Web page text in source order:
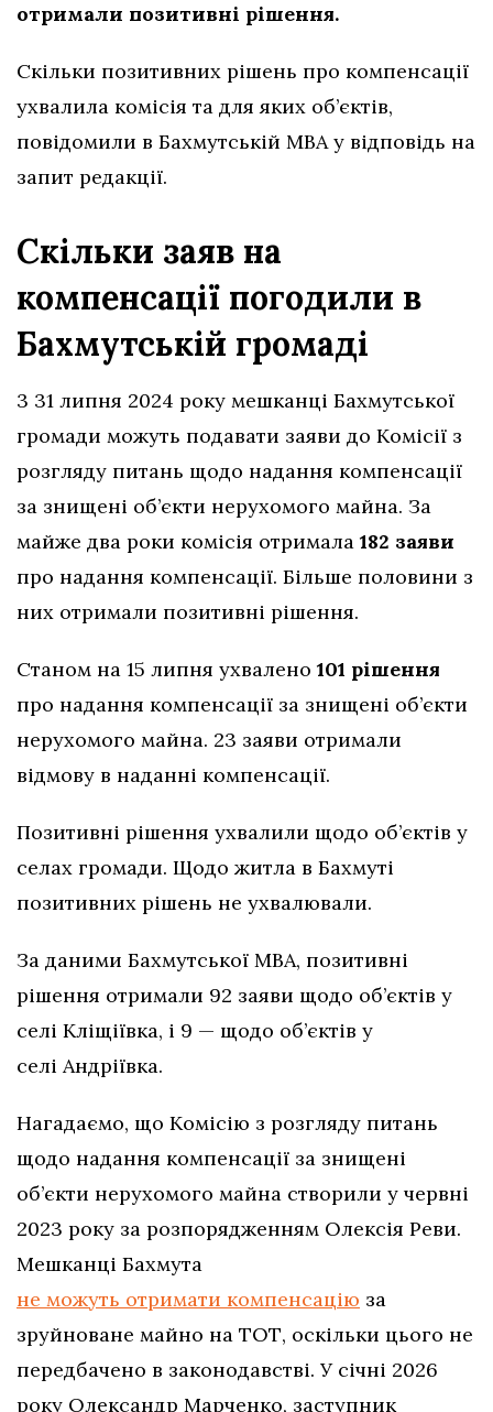
отримали позитивні рішення.
Скільки позитивних рішень про компенсації
ухвалила комісія та для яких об’єктів,
повідомили в Бахмутській МВА у відповідь на
запит редакції.
Скільки заяв на
компенсації погодили в
Бахмутській громаді
3 31 липня 2024 року мешканці Бахмутської
громади можуть подавати заяви до Комісії з
розгляду питань щодо надання компенсації
за знищені об’єкти нерухомого майна. За
майже два роки комісія отримала 182 заяви
про надання компенсації. Більше половини з
них отримали позитивні рішення.
Станом на 15 липня ухвалено 101 рішення
про надання компенсації за знищені об’єкти
нерухомого майна. 23 заяви отримали
відмову в наданні компенсації.
Позитивні рішення ухвалили щодо об’єктів у
селах громади. Щодо житла в Бахмуті
позитивних рішень не ухвалювали.
За даними Бахмутської МВА, позитивні
рішення отримали 92 заяви щодо об’єктів у
селі Кліщіївка, і 9 — щодо об’єктів у
селі Андріївка.
Нагадаємо, що Комісію з розгляду питань
щодо надання компенсації за знищені
об’єкти нерухомого майна створили у червні
2023 року за розпорядженням Олексія Реви.
Мешканці Бахмута
не можуть отримати компенсацію за
зруйноване майно на ТОТ, оскільки цього не
передбачено в законодавстві. У січні 2026
року Олександр Марченко, заступник